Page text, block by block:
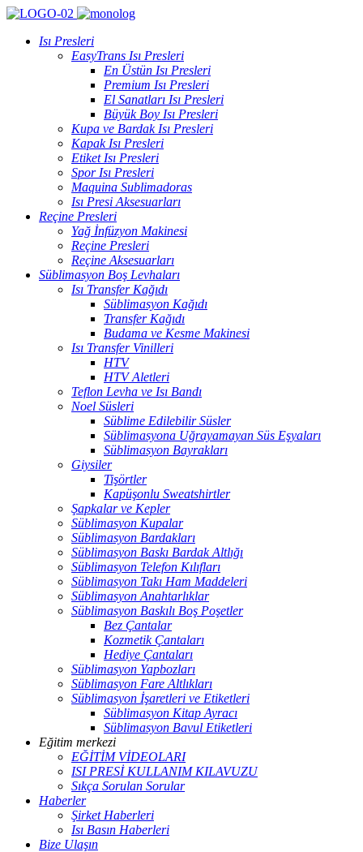
Isı Presleri
EasyTrans Isı Presleri
En Üstün Isı Presleri
Premium Isı Presleri
El Sanatları Isı Presleri
Büyük Boy Isı Presleri
Kupa ve Bardak Isı Presleri
Kapak Isı Presleri
Etiket Isı Presleri
Spor Isı Presleri
Maquina Sublimadoras
Isı Presi Aksesuarları
Reçine Presleri
Yağ İnfüzyon Makinesi
Reçine Presleri
Reçine Aksesuarları
Süblimasyon Boş Levhaları
Isı Transfer Kağıdı
Süblimasyon Kağıdı
Transfer Kağıdı
Budama ve Kesme Makinesi
Isı Transfer Vinilleri
HTV
HTV Aletleri
Teflon Levha ve Isı Bandı
Noel Süsleri
Süblime Edilebilir Süsler
Süblimasyona Uğrayamayan Süs Eşyaları
Süblimasyon Bayrakları
Giysiler
Tişörtler
Kapüşonlu Sweatshirtler
Şapkalar ve Kepler
Süblimasyon Kupalar
Süblimasyon Bardakları
Süblimasyon Baskı Bardak Altlığı
Süblimasyon Telefon Kılıfları
Süblimasyon Takı Ham Maddeleri
Süblimasyon Anahtarlıklar
Süblimasyon Baskılı Boş Poşetler
Bez Çantalar
Kozmetik Çantaları
Hediye Çantaları
Süblimasyon Yapbozları
Süblimasyon Fare Altlıkları
Süblimasyon İşaretleri ve Etiketleri
Süblimasyon Kitap Ayracı
Süblimasyon Bavul Etiketleri
Eğitim merkezi
EĞİTİM VİDEOLARI
ISI PRESİ KULLANIM KILAVUZU
Sıkça Sorulan Sorular
Haberler
Şirket Haberleri
Isı Basın Haberleri
Bize Ulaşın